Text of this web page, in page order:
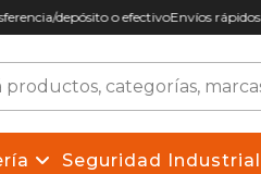
depósito o efectivoEnvíos rápidos
Seguridad Industrial